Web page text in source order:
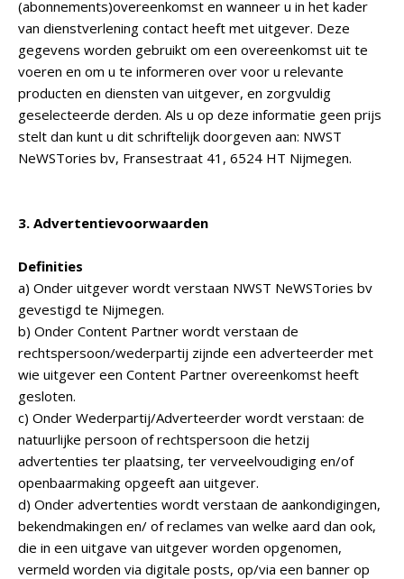
(abonnements)overeenkomst en wanneer u in het kader
van dienstverlening contact heeft met uitgever. Deze
gegevens worden gebruikt om een overeenkomst uit te
voeren en om u te informeren over voor u relevante
producten en diensten van uitgever, en zorgvuldig
geselecteerde derden. Als u op deze informatie geen prijs
stelt dan kunt u dit schriftelijk doorgeven aan: NWST
NeWSTories bv, Fransestraat 41, 6524 HT Nijmegen.
3. Advertentievoorwaarden
Definities
a) Onder uitgever wordt verstaan NWST NeWSTories bv
gevestigd te Nijmegen.
b) Onder Content Partner wordt verstaan de
rechtspersoon/wederpartij zijnde een adverteerder met
wie uitgever een Content Partner overeenkomst heeft
gesloten.
c) Onder Wederpartij/Adverteerder wordt verstaan: de
natuurlijke persoon of rechtspersoon die hetzij
advertenties ter plaatsing, ter verveelvoudiging en/of
openbaarmaking opgeeft aan uitgever.
d) Onder advertenties wordt verstaan de aankondigingen,
bekendmakingen en/ of reclames van welke aard dan ook,
die in een uitgave van uitgever worden opgenomen,
vermeld worden via digitale posts, op/via een banner op